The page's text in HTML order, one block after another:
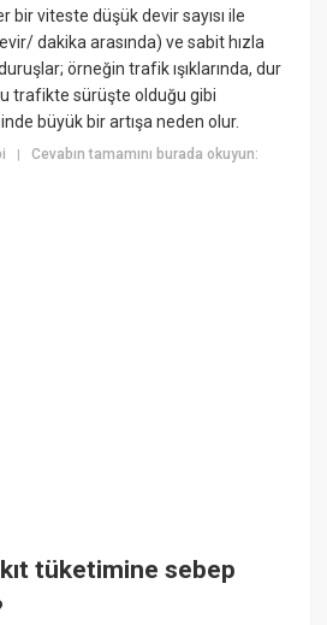
bir viteste düşük devir sayısı ile
dakika arasında) ve sabit hızla
örneğin trafik ışıklarında, dur
trafikte sürüşte olduğu gibi
büyük bir artışa neden olur.
|Cevabın tamamını burada okuyun:
tüketimine sebep